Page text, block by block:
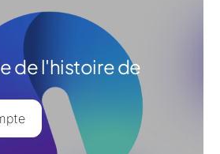
de l'histoire de